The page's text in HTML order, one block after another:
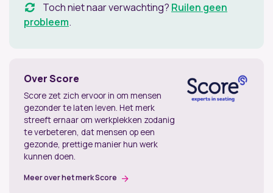
Toch niet naar verwachting? Ruilen geen
probleem.
Over Score
Score zet zich ervoor in om mensen
gezonder te laten leven. Het merk
streeft ernaar om werkplekken zodanig
te verbeteren, dat mensen op een
gezonde, prettige manier hun werk
kunnen doen.
Meer over het merk Score